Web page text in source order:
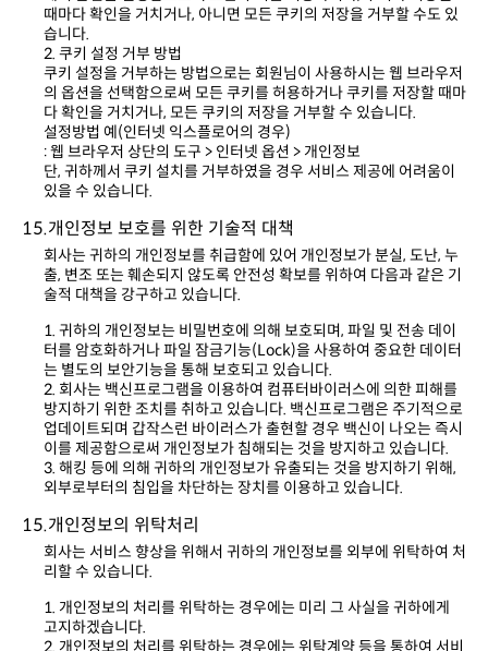
습니다.
2. 쿠키 설정 거부 방법
다 확인을 거치거나, 모든 쿠키의 저장을 거부할 수 있습니다.
설정방법 예(인터넷 익스플로어의 경우)
: 웹 브라우저 상단의 도구 > 인터넷 옵션 > 개인정보
있을 수 있습니다.
15.개인정보 보호를 위한 기술적 대책
술적 대책을 강구하고 있습니다.
는 별도의 보안기능을 통해 보호되고 있습니다.
이를 제공함으로써 개인정보가 침해되는 것을 방지하고 있습니다.
외부로부터의 침입을 차단하는 장치를 이용하고 있습니다.
15.개인정보의 위탁처리
리할 수 있습니다.
고지하겠습니다.